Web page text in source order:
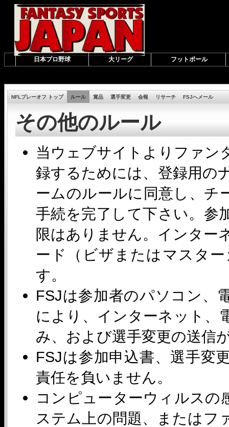
日本プロ野球 大リーグ フットボール
NFLプレーオフ トップ ルール 賞品 選手変更 会報 リサーチ FSJへメール
その他のルール
当ウェブサイトよりファン
録するためには、登録用の
ームのルールに同意し、チ
手続を完了して下さい。参
限はありません。インター
ード（ビザまたはマスタ
す。
FSJは参加者のパソコン、
により、インターネット、
み、および選手変更の送信
FSJは参加申込書、選手変
責任を負いません。
コンピューターウィルスの
ステム上の問題、またはフ